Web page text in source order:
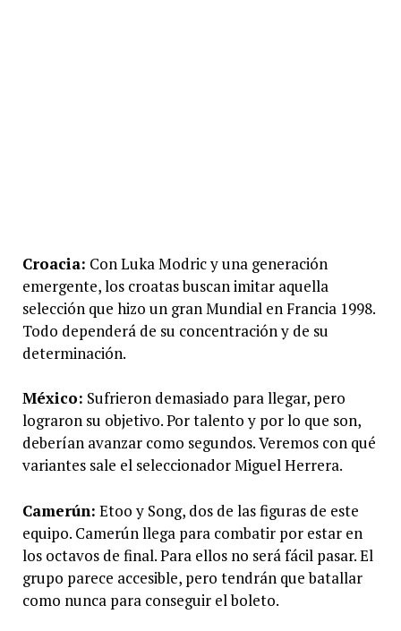
Croacia: Con Luka Modric y una generación
emergente, los croatas buscan imitar aquella
selección que hizo un gran Mundial en Francia 1998.
Todo dependerá de su concentración y de su
determinación.
México: Sufrieron demasiado para llegar, pero
lograron su objetivo. Por talento y por lo que son,
deberían avanzar como segundos. Veremos con qué
variantes sale el seleccionador Miguel Herrera.
Camerún: Etoo y Song, dos de las figuras de este
equipo. Camerún llega para combatir por estar en
los octavos de final. Para ellos no será fácil pasar. El
grupo parece accesible, pero tendrán que batallar
como nunca para conseguir el boleto.